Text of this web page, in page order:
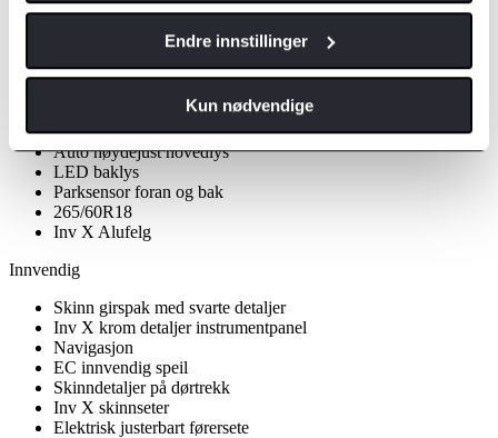
Endre innstillinger
Kun nødvendige
Inv X lakkert håndtak baklem
Inv X lakkerte utv speil
Inv X krom omramming frontgrill
Svart bakfanger
Inv X hjulbuedekor
BI LED hovedlys
Auto høydejust hovedlys
LED baklys
Parksensor foran og bak
265/60R18
Inv X Alufelg
Innvendig
Skinn girspak med svarte detaljer
Inv X krom detaljer instrumentpanel
Navigasjon
EC innvendig speil
Skinndetaljer på dørtrekk
Inv X skinnseter
Elektrisk justerbart førersete